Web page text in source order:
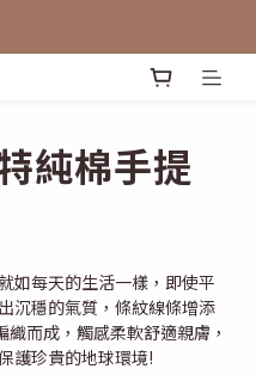
純棉手提
如每天的生活一樣，即使平
沉穩的氣質，條紋線條增添
而成，觸感柔軟舒適親膚，
護珍貴的地球環境!